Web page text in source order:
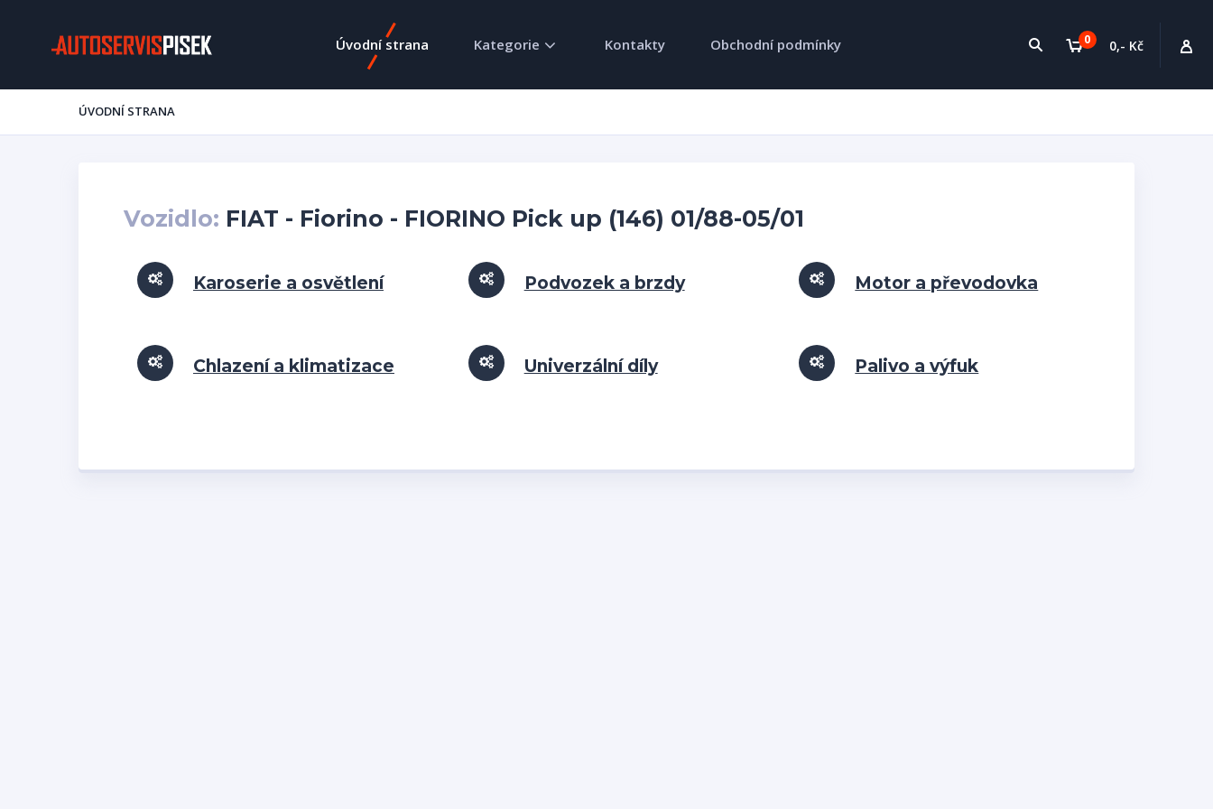
0 0,- Kč
Úvodní strana Kategorie Kontakty Obchodní podmínky
ÚVODNÍ STRANA
Vozidlo: FIAT - Fiorino - FIORINO Pick up (146) 01/88-05/01
Karoserie a osvětlení Podvozek a brzdy Motor a převodovka
Chlazení a klimatizace Univerzální díly Palivo a výfuk